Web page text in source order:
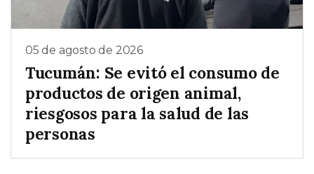
05 de agosto de 2026
Tucumán: Se evitó el consumo de
productos de origen animal,
riesgosos para la salud de las
personas